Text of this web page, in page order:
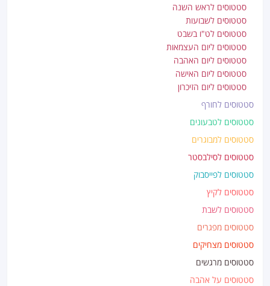
סטטוסים לראש השנה
סטטוסים לשבועות
סטטוסים לט"ו בשבט
סטטוסים ליום העצמאות
סטטוסים ליום האהבה
סטטוסים ליום האישה
סטטוסים ליום הזיכרון
סטטוסים לחורף
סטטוסים לטבעונים
סטטוסים למבוגרים
סטטוסים לסילבסטר
סטטוסים לפייסבוק
סטטוסים לקיץ
סטטוסים לשבת
סטטוסים מפגרים
סטטוסים מצחיקים
סטטוסים מרגשים
סטטוסים על אהבה